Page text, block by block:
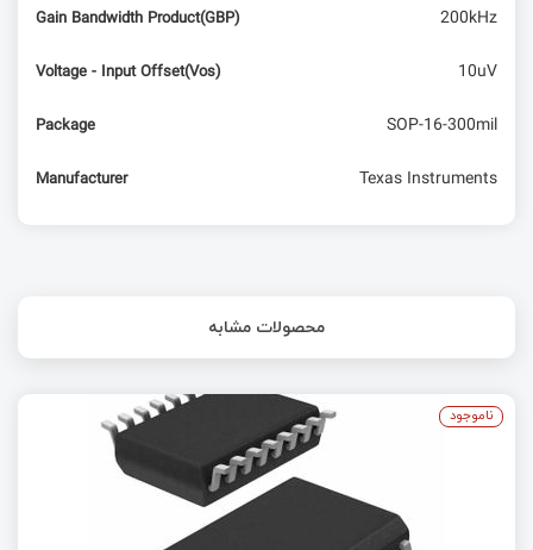
Gain Bandwidth Product(GBP) 200kHz
Voltage - Input Offset(Vos) 10uV
Package SOP-16-300mil
Manufacturer Texas Instruments
محصولات مشابه
ناموجود